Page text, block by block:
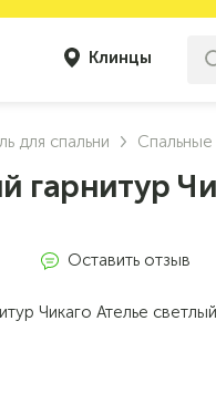
Клинцы
для спальни Спальные
гарнитур
Оставить отзыв